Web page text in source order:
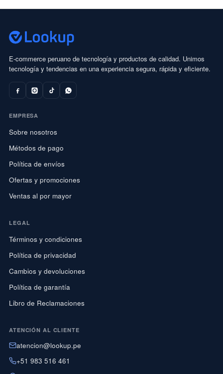
E-commerce peruano de tecnología y productos de calidad. Unimos
tecnología y tendencias en una experiencia segura, rápida y eficiente.
EMPRESA
Sobre nosotros
Métodos de pago
Política de envíos
Ofertas y promociones
Ventas al por mayor
LEGAL
Términos y condiciones
Política de privacidad
Cambios y devoluciones
Política de garantía
Libro de Reclamaciones
ATENCIÓN AL CLIENTE
atencion@lookup.pe
+51 983 516 461